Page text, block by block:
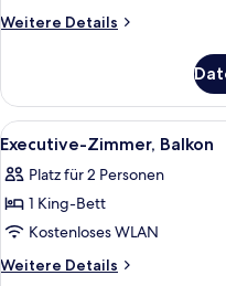
Weitere Details
Weitere
Zimmer,
Parkblick
Alle
Fotos
für
Executive-
Zimmer,
Balkon
8
Executive-Zimmer, Balkon
Platz für 2 Personen
1 King-Bett
Kostenloses WLAN
Weitere Details
Weitere